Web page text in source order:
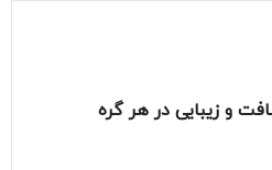
و زیبایی در هر گره